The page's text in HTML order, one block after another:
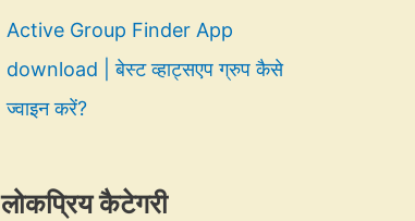
Active Group Finder App
download | बेस्ट व्हाट्सएप ग्रुप कैसे
ज्वाइन करें?
लोकप्रिय कैटेगरी